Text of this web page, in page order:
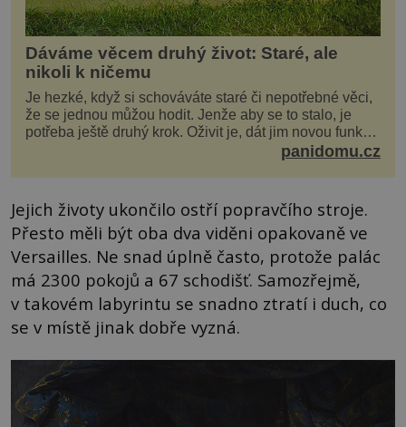
Dáváme věcem druhý život: Staré, ale
nikoli k ničemu
Je hezké, když si schováváte staré či nepotřebné věci,
že se jednou můžou hodit. Jenže aby se to stalo, je
potřeba ještě druhý krok. Oživit je, dát jim novou funkci
panidomu.cz
Jejich životy ukončilo ostří popravčího stroje.
Přesto měli být oba dva viděni opakovaně ve
Versailles. Ne snad úplně často, protože palác
má 2300 pokojů a 67 schodišť. Samozřejmě,
v takovém labyrintu se snadno ztratí i duch, co
se v místě jinak dobře vyzná.